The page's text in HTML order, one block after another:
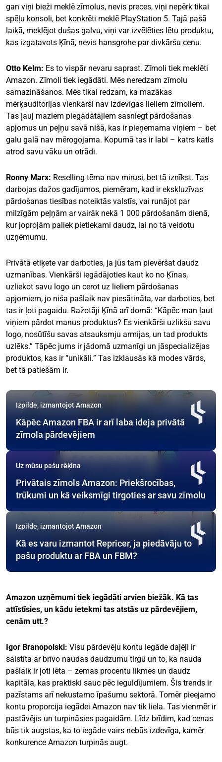
gan viņi bieži meklē zīmolus, nevis preces, viņi nepērk tikai
spēļu konsoli, bet konkrēti meklē PlayStation 5. Tajā pašā
laikā, meklējot dušas galvu, viņi var izvēlēties lētu produktu,
kas izgatavots Ķīnā, nevis hansgrohe par divkāršu cenu.
Otto Kelm: Es to vispār nevaru saprast. Zīmoli tiek meklēti
Amazon. Zīmoli tiek iegādāti. Mēs neredzam zīmolu
samazināšanos. Mēs tikai redzam, ka mazākas
mērķauditorijas vienkārši nav izdevīgas lieliem zīmoliem.
Tas ļauj maziem piegādātājiem sasniegt pārdošanas
apjomus un peļņu savā nišā, kas ir pieņemama viņiem – bet
galu galā nav mērogojama. Kopumā tas ir labi – katrs katls
atrod savu vāku un otrādi.
Ronny Marx: Reselling tēma nav mirusi, bet tā iznīkst. Tas
darbojas dažos gadījumos, piemēram, kad ir ekskluzīvas
pārdošanas tiesības noteiktās valstīs, vai runājot par
milzīgām peļņām ar vairāk nekā 1 000 pārdošanām dienā,
kur joprojām paliek pietiekami daudz, lai no tā veidotu
uzņēmumu.
Privātā etiķete var darboties, ja jūs tam pievēršat daudz
uzmanības. Vienkārši iegādājoties kaut ko no Ķīnas,
uzliekot savu logo un cerot uz lieliem pārdošanas
apjomiem, jo niša pašlaik nav piesātināta, var darboties, bet
tas ir ļoti pagaidu. Ražotāji Ķīnā arī domā: “Kāpēc man ļaut
viņiem pārdot manus produktus? Es vienkārši uzlikšu savu
logo, nosūtīšu savas atsauksmju armijas, un tad produkts
uzlēks.” Tāpēc jums ir jādomā uzmanīgi un jāspecializējas
produktos, kas ir “unikāli.” Tas izklausās kā modes vārds,
bet tā patiešām ir.
Izpilde, izmantojot Amazon
Kāpēc Amazon FBA ir arī laba ideja privātā
zīmola pārdevējiem
Uz mūsu pašu rēķina
Privātais zīmols Amazon: Priekšrocības,
trūkumi un kā veiksmīgi tirgoties ar savu zīmolu
Izpilde, izmantojot Amazon
Kā es varu izmantot Repricer, ja piedāvāju to
pašu produktu ar FBA un FBM?
Amazon uzņēmumi tiek iegādāti arvien biežāk. Kā tas
attīstīsies, un kādu ietekmi tas atstās uz pārdevējiem,
cenām utt.?
Igor Branopolski: Visu pārdevēju kontu iegāde daļēji ir
saistīta ar brīvo naudas daudzumu tirgū un to, ka nauda
pašlaik ir ļoti lēta – zemas procentu likmes un daudz
kapitāla, kas praktiski sauc pēc ieguldījumiem. Šis trends ir
pazīstams arī nekustamo īpašumu sektorā. Tomēr pieejamo
kontu proporcija iegādei Amazon nav tik liela. Tas vienmēr ir
pastāvējis un turpināsies pagaidām. Līdz brīdim, kad cenas
būs tik augstas, ka to iegāde vairs nebūs izdevīga, kamēr
konkurence Amazon turpinās augt.